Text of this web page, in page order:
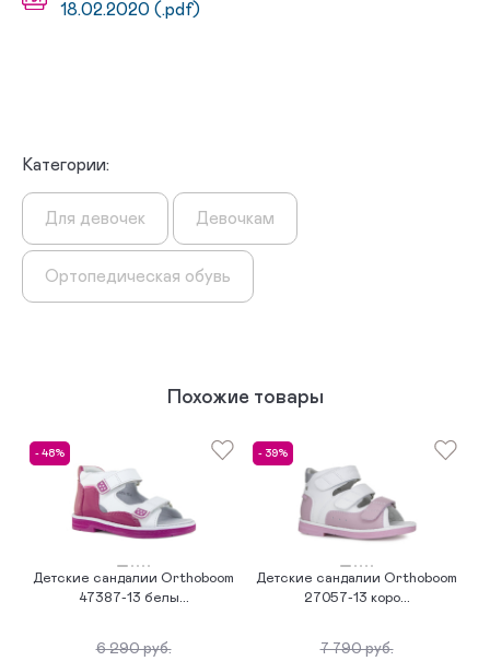
18.02.2020 (.pdf)
Категории:
Для девочек Девочкам
Ортопедическая обувь
Похожие товары
- 48%
Детские сандалии Orthoboom
47387-13 белы...
6 290 руб.
- 39%
Детские сандалии Orthoboom
27057-13 коро...
7 790 руб.